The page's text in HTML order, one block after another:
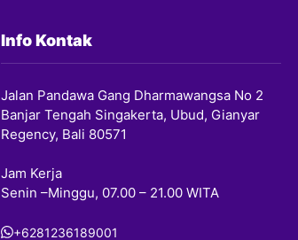
Info Kontak
Jalan Pandawa Gang Dharmawangsa No 2
Banjar Tengah Singakerta, Ubud, Gianyar
Regency, Bali 80571
Jam Kerja
Senin –Minggu, 07.00 – 21.00 WITA
+6281236189001